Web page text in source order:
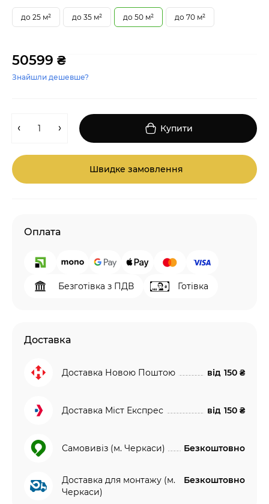
до 25 м² до 35 м² до 50 м² до 70 м²
50599 ₴
Знайшли дешевше?
Купити
Швидке замовлення
Оплата
Безготівка з ПДВ Готівка
Доставка
Доставка Новою Поштою від 150 ₴
Доставка Міст Експрес від 150 ₴
Самовивіз (м. Черкаси) Безкоштовно
Доставка для монтажу (м.
Черкаси)
Безкоштовно